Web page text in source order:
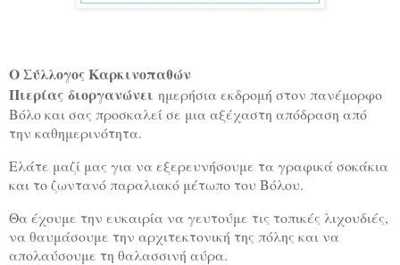
Ο Σύλλογος Καρκινοπαθών
Πιερίας διοργανώνει ημερήσια εκδρομή στον πανέμορφο
Βόλο και σας προσκαλεί σε μια αξέχαστη απόδραση από
την καθημερινότητα.
Ελάτε μαζί μας για να εξερευνήσουμε τα γραφικά σοκάκια
και το ζωντανό παραλιακό μέτωπο του Βόλου.
Θα έχουμε την ευκαιρία να γευτούμε τις τοπικές λιχουδιές,
να θαυμάσουμε την αρχιτεκτονική της πόλης και να
απολαύσουμε τη θαλασσινή αύρα.